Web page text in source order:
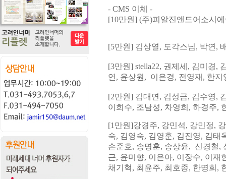
- CMS 이체 -
[10만원] (주)피알진앤드어소시
[5만원] 김상열, 도각스님, 박연,
[3만원] stella22, 권제세 , 김미경,
연, 윤상원 , 이은경, 전영재, 한지
[2만원] 김대연 , 김성금, 김수영,
이희수, 조남성, 차영희 , 하경주,
[1 만원]강경주, 강민석, 강민정,
숙, 김영숙, 김영훈, 김진영, 김태
손준호, 송명훈, 송상윤, 신경철,
근, 윤미향, 이은아, 이장수, 이재
채기혁, 최윤주, 최호종, 한명희,